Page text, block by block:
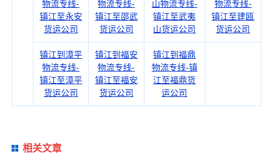
物流专线-
镇江至永安
货运公司
物流专线-
镇江至邵武
货运公司
山物流专线-
镇江至武夷
山货运公司
物流专线-
镇江至建瓯
货运公司
镇江到漳平
物流专线-
镇江至漳平
货运公司
镇江到福安
物流专线-
镇江至福安
货运公司
镇江到福鼎
物流专线-镇
江至福鼎货
运公司
相关文章